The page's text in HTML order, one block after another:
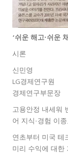
‘쉬운 해고·쉬운
시론
신민영
LG경제연구원
경제연구부문장
고용안정 내세워
어 지식·경험 이
연초부터 미국 테
미리 수익에 대한